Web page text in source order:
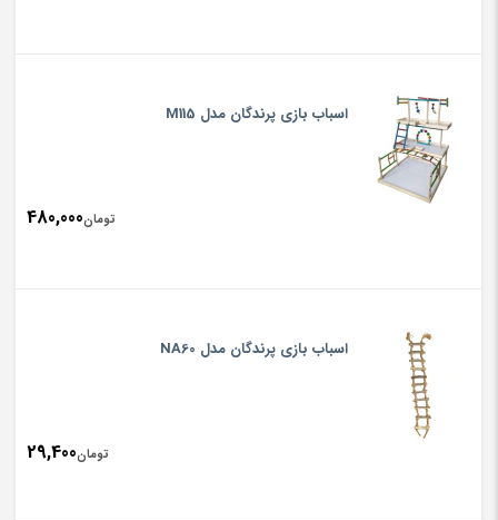
اسباب بازی پرندگان مدل M115
تومان480,000
اسباب بازی پرندگان مدل NA60
تومان29,400